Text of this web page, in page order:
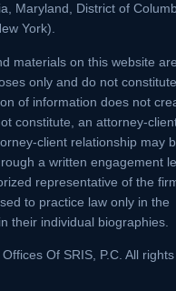
Maryland, District of
York).
materials on this website
only and do not
of information does not
constitute, an attorney-
client relationship may
a written engagement
representative of the
to practice law only in the
their individual biographies.
Of SRIS, P.C. All rights